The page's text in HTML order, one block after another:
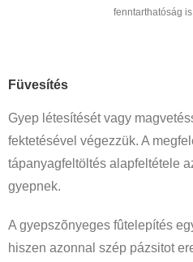
fenntarthatóság
Füvesítés
Gyep létesítését vagy
fektetésével végezzük. A
tápanyagfeltöltés alapfeltétele
gyepnek.
A gyepszõnyeges fûtelepítés
hiszen azonnal szép pázsitot